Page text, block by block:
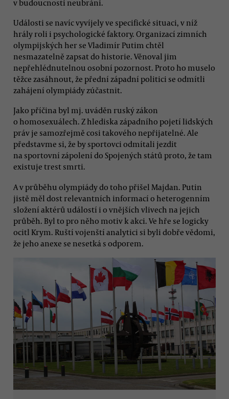
v budoucnosti neubráni.
Události se navíc vyvíjely ve specifické situaci, v níž
hrály roli i psychologické faktory. Organizací zimních
olympijských her se Vladimír Putim chtěl
nesmazatelně zapsat do historie. Věnoval jim
nepřehlédnutelnou osobní pozornost. Proto ho muselo
těžce zasáhnout, že přední západní politici se odmítli
zahájení olympiády zúčastnit.
Jako příčina byl mj. uváděn ruský zákon
o homosexuálech. Z hlediska západního pojetí lidských
práv je samozřejmě cosi takového nepřijatelné. Ale
představme si, že by sportovci odmítali jezdit
na sportovní zápolení do Spojených států proto, že tam
existuje trest smrti.
A v průběhu olympiády do toho přišel Majdan. Putin
jistě měl dost relevantních informací o heterogenním
složení aktérů událostí i o vnějších vlivech na jejich
průběh. Byl to pro něho motiv k akci. Ve hře se logicky
ocitl Krym. Ruští vojenští analytici si byli dobře vědomi,
že jeho anexe se nesetká s odporem.